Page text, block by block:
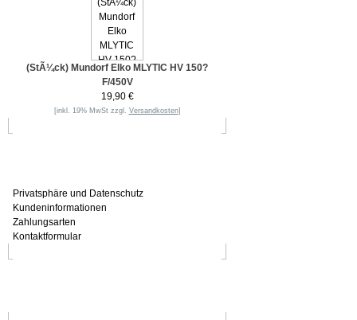
(StÃ¼ck) Mundorf Elko MLYTIC HV 150?
F/450V
19,90 €
[inkl. 19% MwSt zzgl. Versandkosten]
Privatsphäre und Datenschutz
Kundeninformationen
Zahlungsarten
Kontaktformular